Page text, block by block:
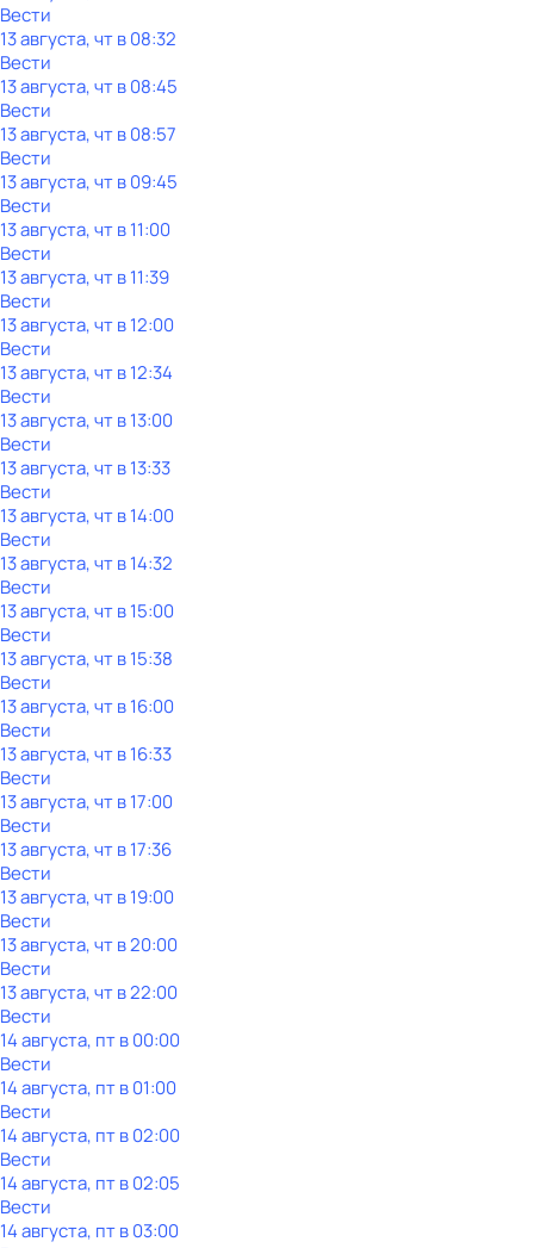
Вести
13 августа, чт в 08:32
Вести
13 августа, чт в 08:45
Вести
13 августа, чт в 08:57
Вести
13 августа, чт в 09:45
Вести
13 августа, чт в 11:00
Вести
13 августа, чт в 11:39
Вести
13 августа, чт в 12:00
Вести
13 августа, чт в 12:34
Вести
13 августа, чт в 13:00
Вести
13 августа, чт в 13:33
Вести
13 августа, чт в 14:00
Вести
13 августа, чт в 14:32
Вести
13 августа, чт в 15:00
Вести
13 августа, чт в 15:38
Вести
13 августа, чт в 16:00
Вести
13 августа, чт в 16:33
Вести
13 августа, чт в 17:00
Вести
13 августа, чт в 17:36
Вести
13 августа, чт в 19:00
Вести
13 августа, чт в 20:00
Вести
13 августа, чт в 22:00
Вести
14 августа, пт в 00:00
Вести
14 августа, пт в 01:00
Вести
14 августа, пт в 02:00
Вести
14 августа, пт в 02:05
Вести
14 августа, пт в 03:00